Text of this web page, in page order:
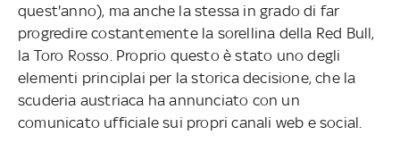
quest'anno), ma anche la stessa in grado di far
progredire costantemente la sorellina della Red Bull,
la Toro Rosso. Proprio questo è stato uno degli
elementi principlai per la storica decisione, che la
scuderia austriaca ha annunciato con un
comunicato ufficiale sui propri canali web e social.